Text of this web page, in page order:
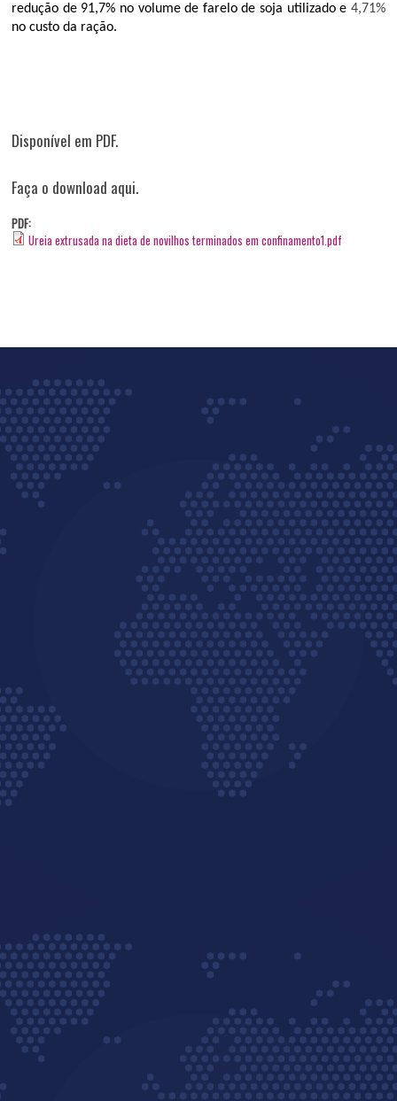
redução de 91,7% no volume de farelo de soja utilizado e 4,71%
no custo da ração.
Disponível em PDF.
Faça o download aqui.
PDF:
Ureia extrusada na dieta de novilhos terminados em confinamento1.pdf
ENDEREÇO
Avenida Principal Um, 1314
Núcleo Industrial
Campo Grande - MS
TELEFONES
ENDEREÇO DE E-MAIL
CONTATO@AMIREIA.COM.BR